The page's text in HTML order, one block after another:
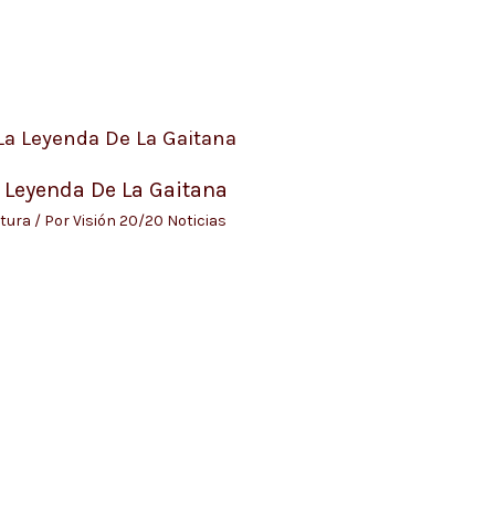
Leyenda De La Gaitana
/ PorVisión 20/20 Noticias